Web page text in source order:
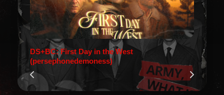
DS+BC: First Day in the West
(persephonedemoness)